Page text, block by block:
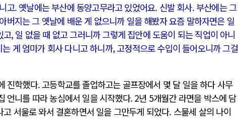
고. 옛날에는 부산에 동양고무라고 있었어요. 신발 회사. 부산에는 그
버지는 그 옛날에 배운 게 없으니까 일을 해봤자 요즘 말하자면은 일
, 일 없을 때 없고 그러니까 그렇게 집안에 도움이 되는 직업이 아니
게 엄마가 회사 다니고 하니까, 고정적으로 수입이 들어오니까 그걸
진학했다. 고등학교를 졸업하고는 골프장에서 몇 달 일을 하다 사무
언니를 따라 농심에서 일을 시작했다. 2년 5개월간 라면을 박스에 담
서울로 와서 결혼하면서 일을 그만두게 되었다. 스물세 살의 나이